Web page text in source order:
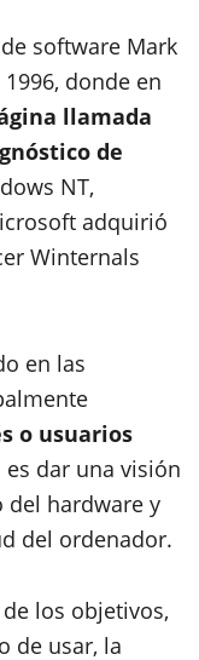
software Mark
donde en
llamada
de
NT,
adquirió
Winternals
en las
o usuarios
es dar una visión
hardware y
del ordenador.
los objetivos,
de usar, la